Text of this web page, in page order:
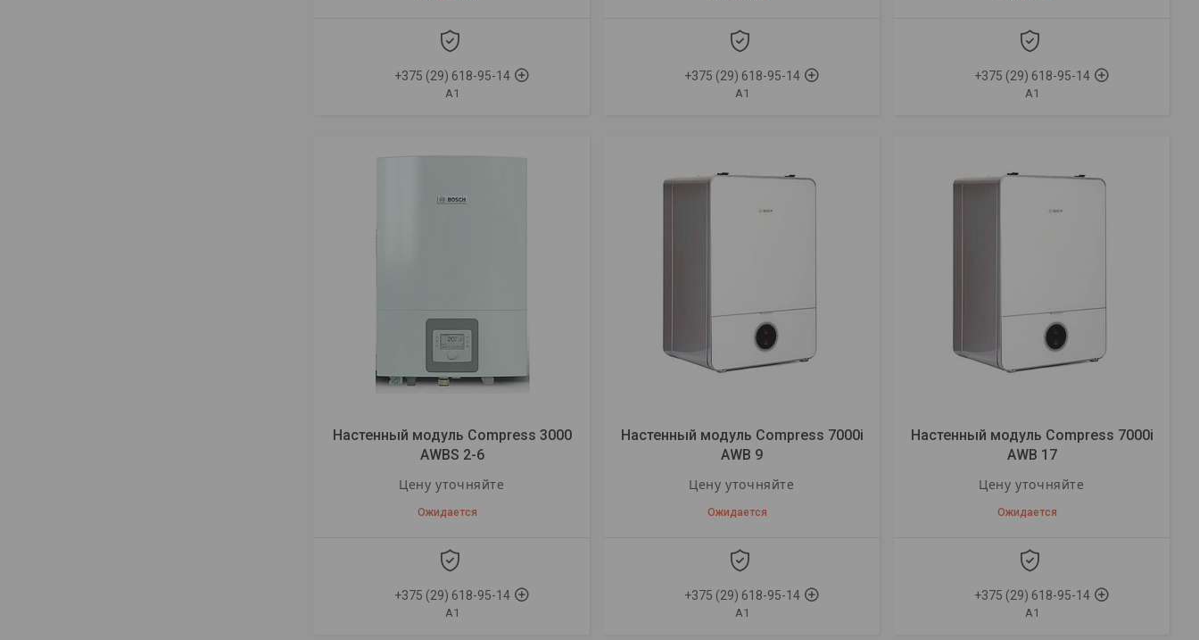
+375 (29) 618-95-14
A1
+375 (29) 618-95-14
A1
+375 (29) 618-95-14
A1
Настенный модуль Compress 3000
AWBS 2-6
Цену уточняйте
Ожидается
+375 (29) 618-95-14
A1
Настенный модуль Compress 7000i
AWB 9
Цену уточняйте
Ожидается
+375 (29) 618-95-14
A1
Настенный модуль Compress 7000i
AWB 17
Цену уточняйте
Ожидается
+375 (29) 618-95-14
A1